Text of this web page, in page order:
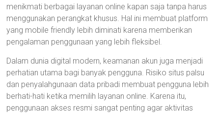
menikmati berbagai layanan online kapan saja tanpa harus
menggunakan perangkat khusus. Hal ini membuat platform
yang mobile friendly lebih diminati karena memberikan
pengalaman penggunaan yang lebih fleksibel.
Dalam dunia digital modern, keamanan akun juga menjadi
perhatian utama bagi banyak pengguna. Risiko situs palsu
dan penyalahgunaan data pribadi membuat pengguna lebih
berhati-hati ketika memilih layanan online. Karena itu,
penggunaan akses resmi sangat penting agar aktivitas